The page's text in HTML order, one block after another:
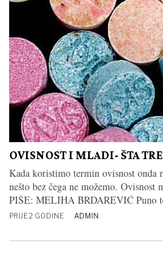
OVISNOST I MLADI- ŠTA
Kada koristimo termin ovisnost onda
nešto bez čega ne možemo.
PIŠE: MELIHA BRDAREVIĆ Puno
PRIJE 2 GODINE ADMIN